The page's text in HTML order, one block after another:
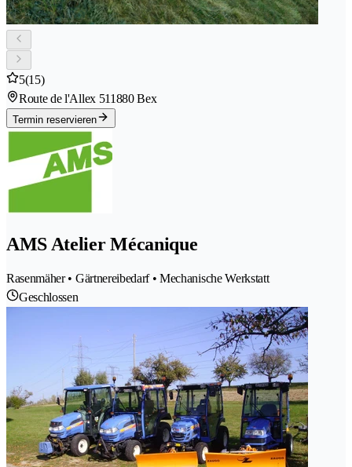
5(15)
Route de l'Allex 511880 Bex
Termin reservieren
AMS Atelier Mécanique
Rasenmäher • Gärtnereibedarf • Mechanische Werkstatt
Geschlossen